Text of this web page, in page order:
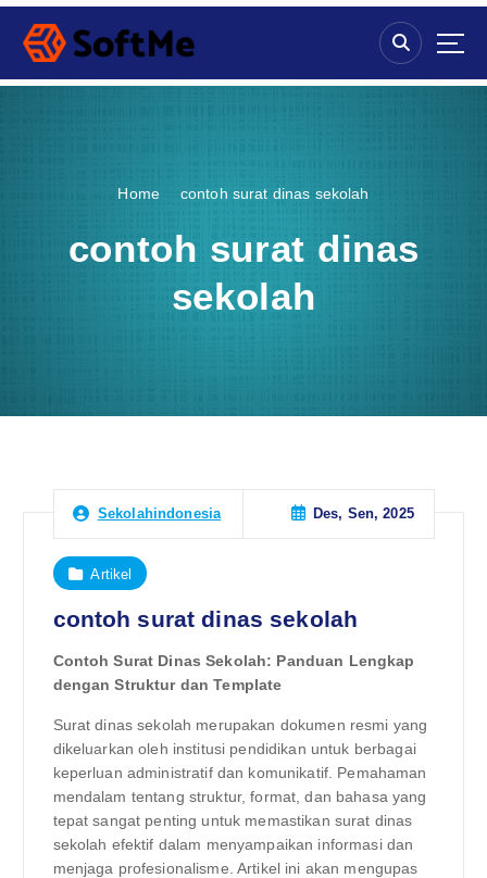
S
p
Home contoh surat dinas sekolah
contoh surat dinas
sekolah
Sekolahindonesia Des, Sen, 2025
Artikel
contoh surat dinas sekolah
Contoh Surat Dinas Sekolah: Panduan Lengkap
dengan Struktur dan Template
Surat dinas sekolah merupakan dokumen resmi yang
dikeluarkan oleh institusi pendidikan untuk berbagai
keperluan administratif dan komunikatif. Pemahaman
mendalam tentang struktur, format, dan bahasa yang
tepat sangat penting untuk memastikan surat dinas
sekolah efektif dalam menyampaikan informasi dan
menjaga profesionalisme. Artikel ini akan mengupas